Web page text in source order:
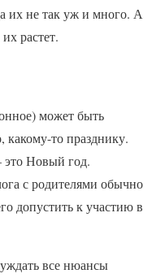
их не так уж и много. А
растет.
может быть
какому-то празднику.
Новый год.
с родителями обычно
допустить к участию в
все нюансы